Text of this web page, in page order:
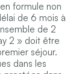
formule non
de 6 mois à
de 2
2 » doit être
séjour.
dans les